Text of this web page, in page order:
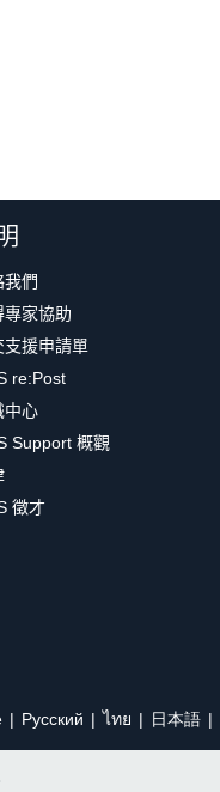
我們
專家協助
支援申請單
re:Post
中心
Support 概觀
徵才
Ρусский ไทย 日本語